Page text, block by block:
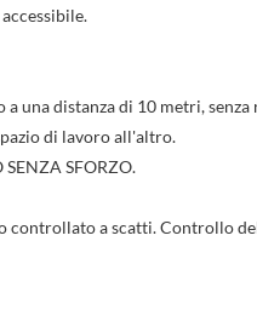
una distanza di 10 metri,
di lavoro all'altro.
SENZA SFORZO.
a scatti. Controllo
((title))
((label))